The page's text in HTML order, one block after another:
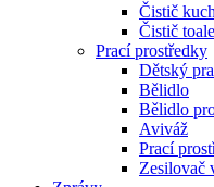
Čistič
Čistič
Prací prostředky
Dětský
Bělidlo
Bělidlo
Aviváž
Prací
Zesilovač